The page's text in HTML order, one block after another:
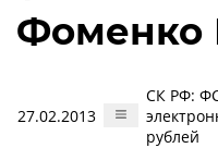
Фоменко
27.02.2013
СК РФ:
рублей